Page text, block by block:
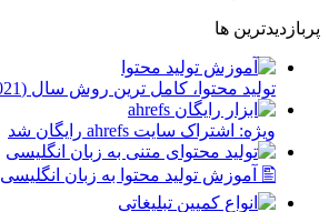
پربازدیدترین ها
توليد محتوا، کامل ترین روش سال (2021)
ویژه: اشتراک سایت ahrefs رایگان شد
🖺 آموزش تولید محتوا به زبان انگلیسی